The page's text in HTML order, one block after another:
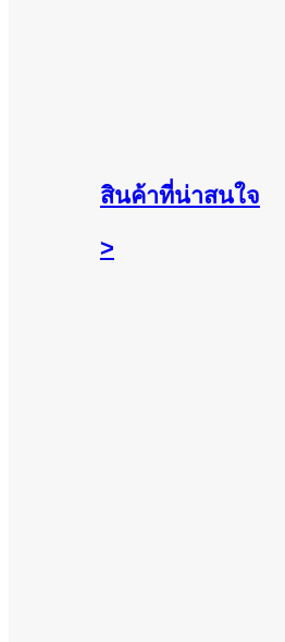
สินค้าที่น่าสนใจ
>